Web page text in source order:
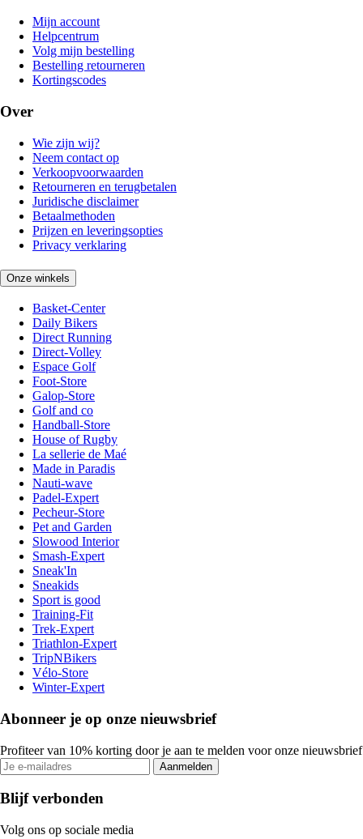
Mijn account
Helpcentrum
Volg mijn bestelling
Bestelling retourneren
Kortingscodes
Over
Wie zijn wij?
Neem contact op
Verkoopvoorwaarden
Retourneren en terugbetalen
Juridische disclaimer
Betaalmethoden
Prijzen en leveringsopties
Privacy verklaring
Onze winkels
Basket-Center
Daily Bikers
Direct Running
Direct-Volley
Espace Golf
Foot-Store
Galop-Store
Golf and co
Handball-Store
House of Rugby
La sellerie de Maé
Made in Paradis
Nauti-wave
Padel-Expert
Pecheur-Store
Pet and Garden
Slowood Interior
Smash-Expert
Sneak'In
Sneakids
Sport is good
Training-Fit
Trek-Expert
Triathlon-Expert
TripNBikers
Vélo-Store
Winter-Expert
Abonneer je op onze nieuwsbrief
Profiteer van 10% korting door je aan te melden voor onze nieuwsbrief
Aanmelden
Blijf verbonden
Volg ons op sociale media